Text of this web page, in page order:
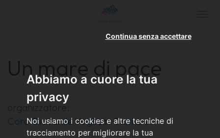
Abbiamo a cuore la tua
privacy
Noi usiamo i cookies e altre tecniche di
tracciamento per migliorare la tua
Continua senza accettare
Un mare di pace
organizzatore:
Coro Giovanile Vogliam Cantare